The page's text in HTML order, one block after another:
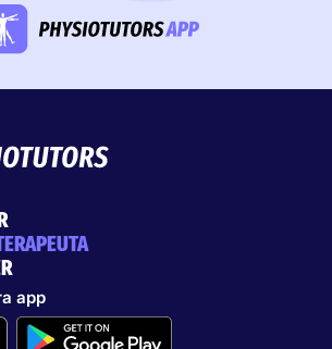
app